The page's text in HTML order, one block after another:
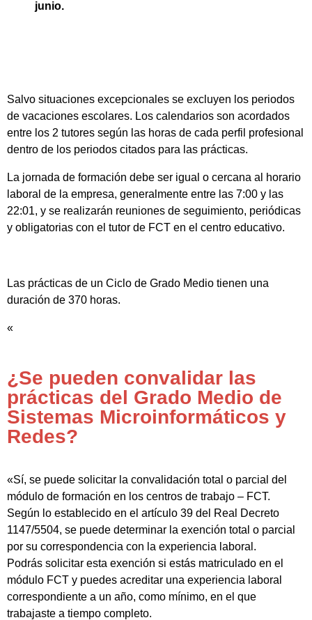
junio.
Salvo situaciones excepcionales se excluyen los periodos
de vacaciones escolares. Los calendarios son acordados
entre los 2 tutores según las horas de cada perfil profesional
dentro de los periodos citados para las prácticas.
La jornada de formación debe ser igual o cercana al horario
laboral de la empresa, generalmente entre las 7:00 y las
22:01, y se realizarán reuniones de seguimiento, periódicas
y obligatorias con el tutor de FCT en el centro educativo.
Las prácticas de un Ciclo de Grado Medio tienen una
duración de 370 horas.
«
¿Se pueden convalidar las
prácticas del Grado Medio de
Sistemas Microinformáticos y
Redes?
«Sí, se puede solicitar la convalidación total o parcial del
módulo de formación en los centros de trabajo – FCT.
Según lo establecido en el artículo 39 del Real Decreto
1147/5504, se puede determinar la exención total o parcial
por su correspondencia con la experiencia laboral.
Podrás solicitar esta exención si estás matriculado en el
módulo FCT y puedes acreditar una experiencia laboral
correspondiente a un año, como mínimo, en el que
trabajaste a tiempo completo.